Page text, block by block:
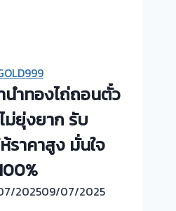
ร
น
นำทองไถ่ถอนตั๋ว
ม่ยุ่งยาก รับ
ราคาสูง มั่นใจ
202509/07/2025